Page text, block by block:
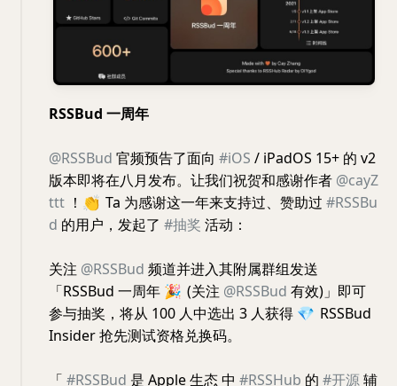
RSSBud 一周年
@RSSBud 官频预告了面向 #iOS / iPadOS 15+ 的 v2
版本即将在八月发布。让我们祝贺和感谢作者 @cayZ
ttt ！ 👏 Ta 为感谢这一年来支持过、赞助过 #RSSBu
d 的用户，发起了 #抽奖 活动：
关注 @RSSBud 频道并进入其附属群组发送
「RSSBud 一周年 🎉 (关注 @RSSBud 有效)」即可
参与抽奖，将从 100 人中选出 3 人获得 💎 RSSBud
Insider 抢先测试资格兑换码。
「 #RSSBud 是 Apple 生态 中 #RSSHub 的 #开源辅